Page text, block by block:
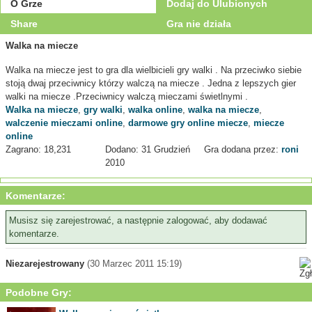
O Grze
Dodaj do Ulubionych
Share
Gra nie działa
Walka na miecze
Walka na miecze jest to gra dla wielbicieli gry walki . Na przeciwko siebie
stoją dwaj przeciwnicy którzy walczą na miecze . Jedna z lepszych gier
walki na miecze .Przeciwnicy walczą mieczami świetlnymi .
Walka na miecze, gry walki, walka online, walka na miecze,
walczenie mieczami online, darmowe gry online miecze, miecze
online
Zagrano: 18,231
Dodano: 31 Grudzień
2010
Gra dodana przez:roni
Komentarze:
Musisz się zarejestrować, a następnie zalogować, aby dodawać
komentarze.
Niezarejestrowany (30 Marzec 2011 15:19)
Podobne Gry: